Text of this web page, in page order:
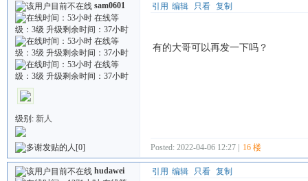
sam0601
级别: 新人
[0]
引用 编辑 只看 复制
有的大哥可以再发一下吗？
Posted: 2022-04-06 12:27 | 16 楼
hudawei 引用 编辑 只看 复制